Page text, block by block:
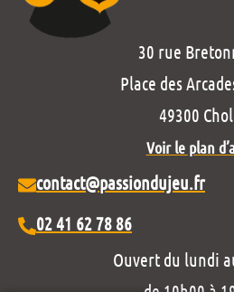
30 rue
Place des
49300
Voir le plan
contact@passiondujeu.fr
02 41 62 78 86
Ouvert du lundi